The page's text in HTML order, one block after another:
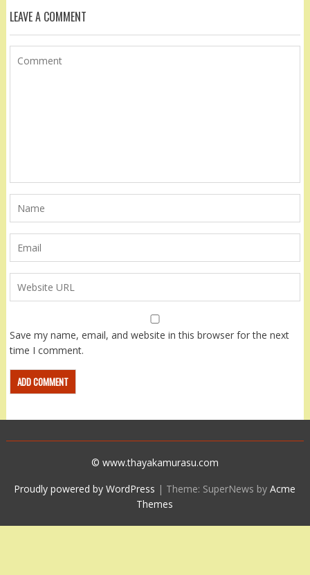
LEAVE A COMMENT
Save my name, email, and website in this browser for the next
time I comment.
© www.thayakamurasu.com
Proudly powered by WordPress | Theme: SuperNews byAcme
Themes